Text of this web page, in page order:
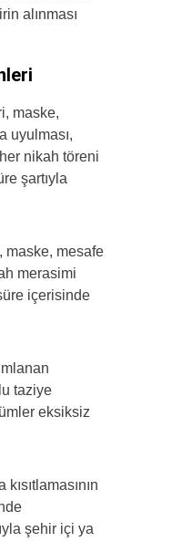
alınması
maske,
uyulması,
nikah töreni
şartıyla
maske, mesafe
merasimi
içerisinde
taziye
eksiksiz
şehir içi ya